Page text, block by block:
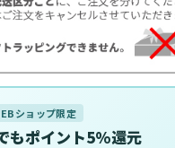
ショップ限定
もポイント5%還元